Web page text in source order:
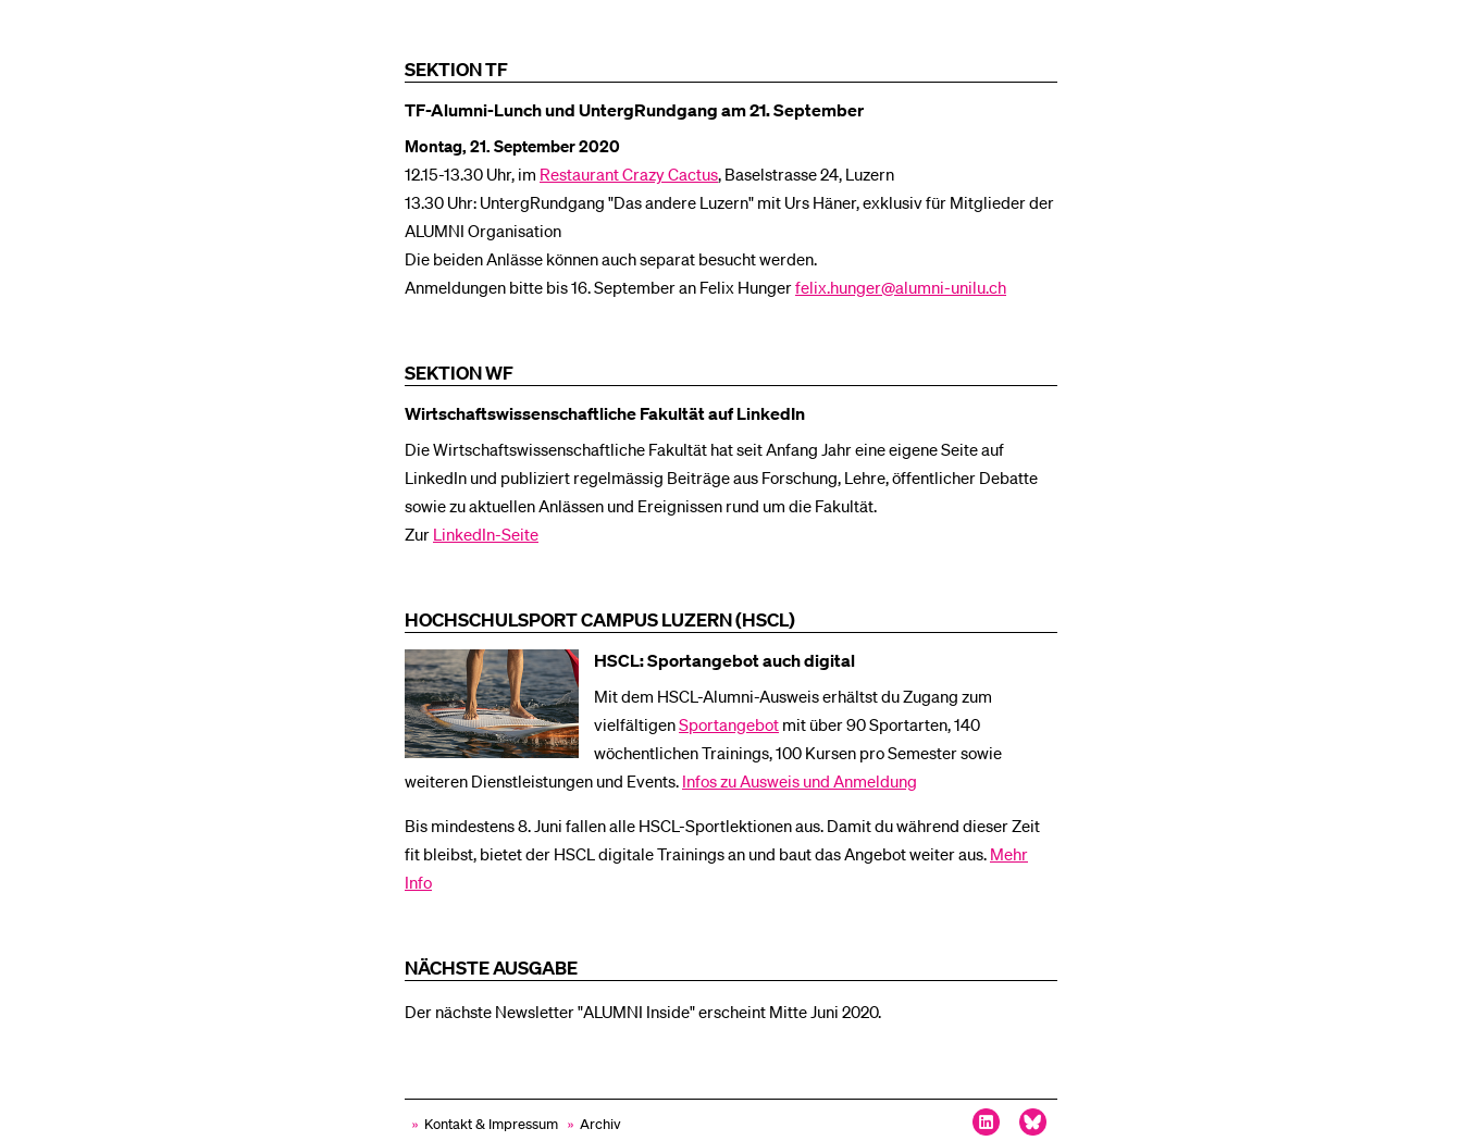
SEKTION TF
TF-Alumni-Lunch und UntergRundgang am 21. September
Montag, 21. September 2020
12.15-13.30 Uhr, im Restaurant Crazy Cactus, Baselstrasse 24, Luzern
13.30 Uhr: UntergRundgang "Das andere Luzern" mit Urs Häner, exklusiv für Mitglieder der
ALUMNI Organisation
Die beiden Anlässe können auch separat besucht werden.
Anmeldungen bitte bis 16. September an Felix Hungerfelix.hunger@alumni-unilu.ch
SEKTION WF
Wirtschaftswissenschaftliche Fakultät auf LinkedIn
Die Wirtschaftswissenschaftliche Fakultät hat seit Anfang Jahr eine eigene Seite auf
LinkedIn und publiziert regelmässig Beiträge aus Forschung, Lehre, öffentlicher Debatte
sowie zu aktuellen Anlässen und Ereignissen rund um die Fakultät.
Zur LinkedIn-Seite
HOCHSCHULSPORT CAMPUS LUZERN (HSCL)
HSCL: Sportangebot auch digital
Mit dem HSCL-Alumni-Ausweis erhältst du Zugang zum
vielfältigenSportangebot mit über 90 Sportarten, 140
wöchentlichen Trainings, 100 Kursen pro Semester sowie
weiteren Dienstleistungen und Events. Infos zu Ausweis und Anmeldung
Bis mindestens 8. Juni fallen alle HSCL-Sportlektionen aus. Damit du während dieser Zeit
fit bleibst, bietet der HSCL digitale Trainings an und baut das Angebot weiter aus. Mehr
Info
NÄCHSTE AUSGABE
Der nächste Newsletter "ALUMNI Inside" erscheint Mitte Juni 2020.
» Kontakt & Impressum » Archiv